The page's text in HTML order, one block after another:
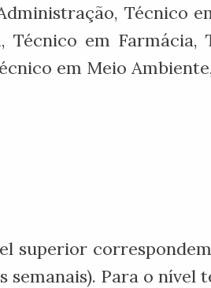
Técnico
Técnico em
em Meio
superior
semanais). Para o